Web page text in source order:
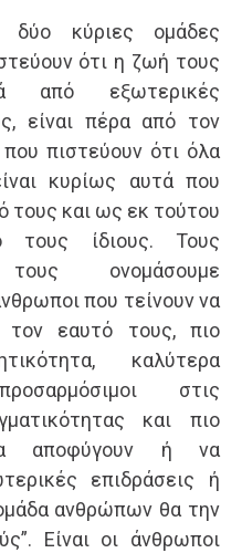
δύο κύριες ομάδες
ότι η ζωή τους
από εξωτερικές
είναι πέρα από τον
πιστεύουν ότι όλα
κυρίως αυτά που
τους και ως εκ τούτου
τους ίδιους. Τους
ονομάσουμε
που τείνουν να
τον εαυτό τους, πιο
καλύτερα
στις
και πιο
αποφύγουν ή να
επιδράσεις ή
ανθρώπων θα την
Είναι οι άνθρωποι